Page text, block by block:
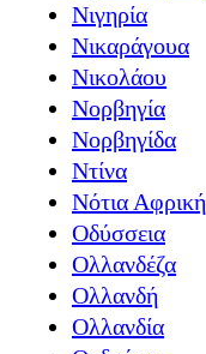
Νιγηρία
Νικαράγουα
Νικολάου
Νορβηγία
Νορβηγίδα
Ντίνα
Νότια Αφρική
Οδύσσεια
Ολλανδέζα
Ολλανδή
Ολλανδία